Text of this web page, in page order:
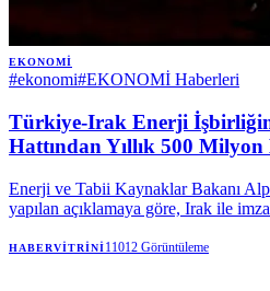
EKONOMI
#ekonomi#EKONOMİ Haberleri
Türkiye-Irak Enerji
Hattından Yıllık 500
Enerji ve Tabii Kaynaklar Bakanı
yapılan açıklamaya göre, Irak ile
nakliye kazancı sağlayacak. Hattın
HABERVITRINI11012 Görüntüleme